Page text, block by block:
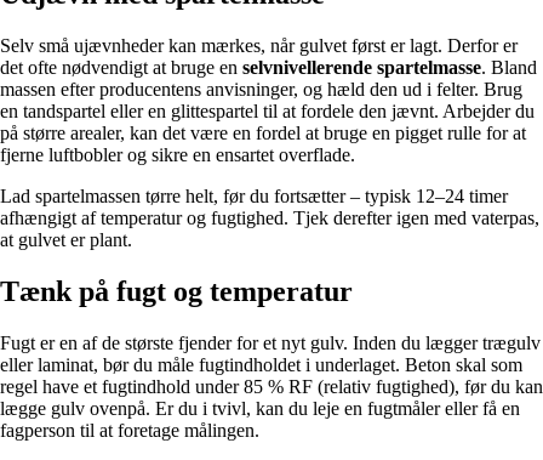
Selv små ujævnheder kan mærkes, når gulvet først er lagt. Derfor er
det ofte nødvendigt at bruge en selvnivellerende spartelmasse. Bland
massen efter producentens anvisninger, og hæld den ud i felter. Brug
en tandspartel eller en glittespartel til at fordele den jævnt. Arbejder du
på større arealer, kan det være en fordel at bruge en pigget rulle for at
fjerne luftbobler og sikre en ensartet overflade.
Lad spartelmassen tørre helt, før du fortsætter – typisk 12–24 timer
afhængigt af temperatur og fugtighed. Tjek derefter igen med vaterpas,
at gulvet er plant.
Tænk på fugt og temperatur
Fugt er en af de største fjender for et nyt gulv. Inden du lægger trægulv
eller laminat, bør du måle fugtindholdet i underlaget. Beton skal som
regel have et fugtindhold under 85 % RF (relativ fugtighed), før du kan
lægge gulv ovenpå. Er du i tvivl, kan du leje en fugtmåler eller få en
fagperson til at foretage målingen.